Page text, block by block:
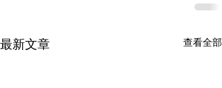
最新文章 查看全部